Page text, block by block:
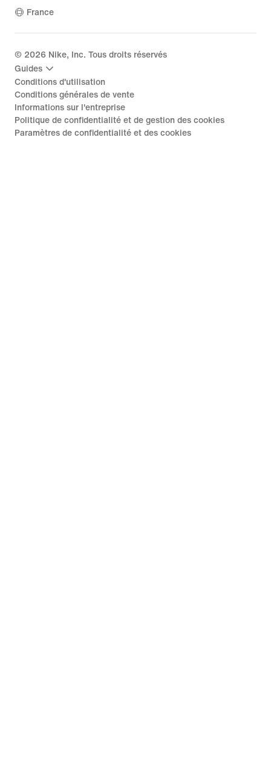
France
© 2026 Nike, Inc. Tous droits réservés
Guides
Conditions d'utilisation
Conditions générales de vente
Informations sur l'entreprise
Politique de confidentialité et de gestion des cookies
Paramètres de confidentialité et des cookies